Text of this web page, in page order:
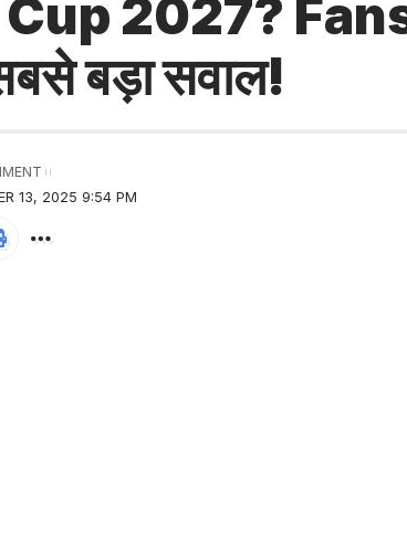
Cup 2027?
बड़ा सवाल!
13, 2025 9:54 PM